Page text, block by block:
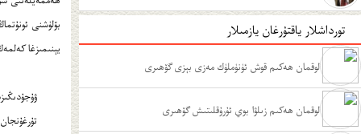
تورداشلار ياقتۇرغان يازمىلار
لوقمان ھەكىم قوش ئۈنۈملۈك مەزى بېزى گۆھىرى
لوقمان ھەكىم زىلۋا بوي ئۇرۇقلىتىش گۆھىرى
بۆلۈشنى
يېنىمىزغا